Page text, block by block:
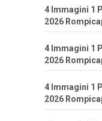
4 Immagini 1
2026
4 Immagini 1
2026
4 Immagini 1
2026